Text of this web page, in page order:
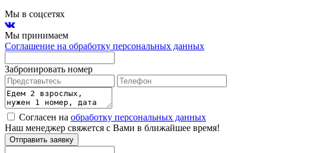
Мы в соцсетях
Мы принимаем
Соглашение на обработку персональных данных
Забронировать номер
Согласен на обработку персональных данных
Наш менеджер свяжется с Вами в ближайшее время!